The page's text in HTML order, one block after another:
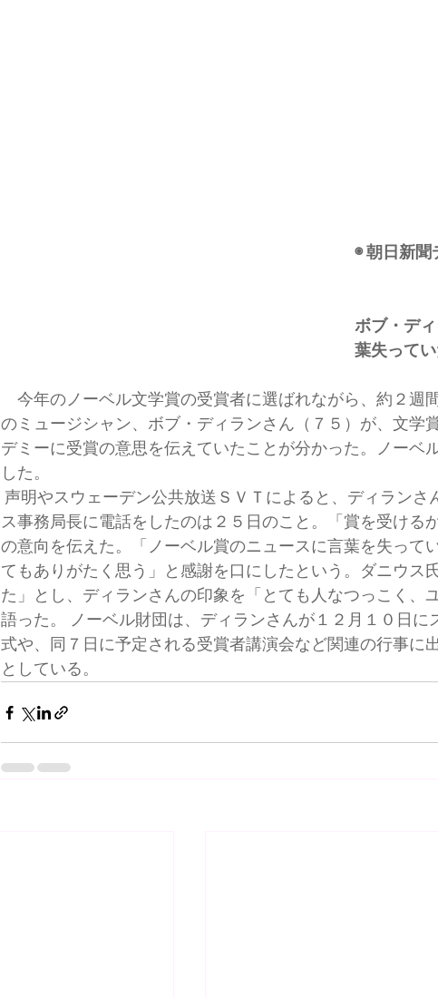
◉ 朝日新聞
ボブ・デ
葉失ってい
今年のノーベル文学賞の受賞者に選ばれながら、約２週
のミュージシャン、ボブ・ディランさん（７５）が、文学
デミーに受賞の意思を伝えていたことが分かった。ノーベ
した。
ス事務局長に電話をしたのは２５日のこと。「賞を受ける
の意向を伝えた。「ノーベル賞のニュースに言葉を失って
てもありがたく思う」と感謝を口にしたという。ダニウス
た」とし、ディランさんの印象を「とても人なつっこく、
語った。 ノーベル財団は、ディランさんが１２月１０日に
式や、同７日に予定される受賞者講演会など関連の行事に
としている。